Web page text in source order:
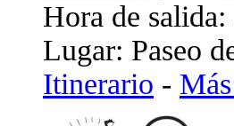
Hora de salida:
Lugar: Paseo
Itinerario -